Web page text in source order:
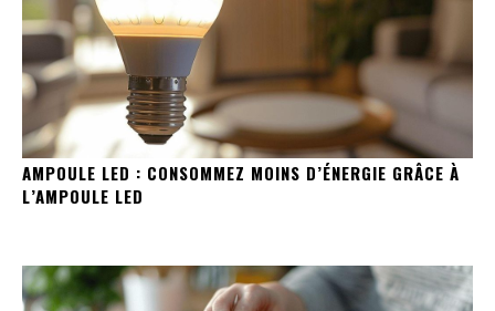
AMPOULE LED : CONSOMMEZ MOINS D’ÉNERGIE GRÂCE À
L’AMPOULE LED